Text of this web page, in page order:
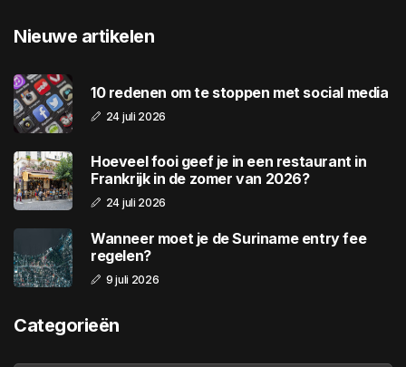
Nieuwe artikelen
10 redenen om te stoppen met social media
24 juli 2026
Hoeveel fooi geef je in een restaurant in
Frankrijk in de zomer van 2026?
24 juli 2026
Wanneer moet je de Suriname entry fee
regelen?
9 juli 2026
Categorieën